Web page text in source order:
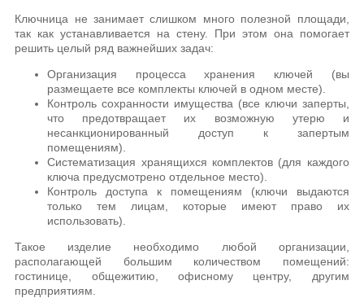
Ключница не занимает слишком много полезной площади,
так как устанавливается на стену. При этом она помогает
решить целый ряд важнейших задач:
Организация процесса хранения ключей (вы
размещаете все комплекты ключей в одном месте).
Контроль сохранности имущества (все ключи заперты,
что предотвращает их возможную утерю и
несанкционированный доступ к запертым
помещениям).
Систематизация хранящихся комплектов (для каждого
ключа предусмотрено отдельное место).
Контроль доступа к помещениям (ключи выдаются
только тем лицам, которые имеют право их
использовать).
Такое изделие необходимо любой организации,
располагающей большим количеством помещений:
гостинице, общежитию, офисному центру, другим
предприятиям.